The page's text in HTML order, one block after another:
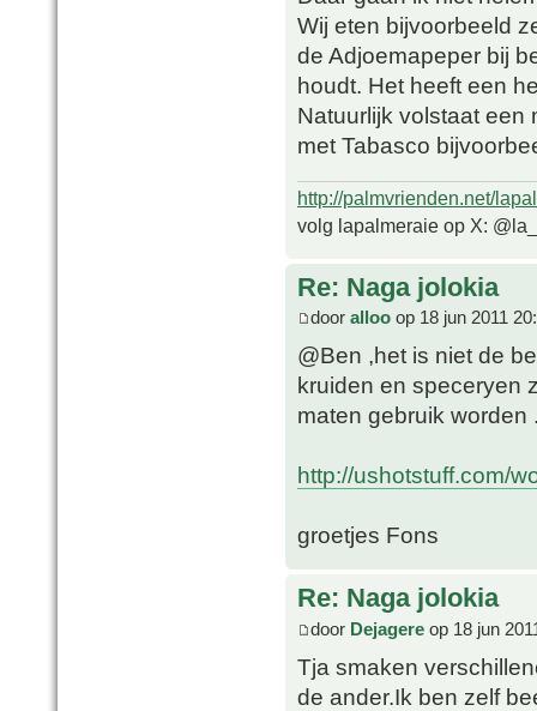
Wij eten bijvoorbeeld
de Adjoemapeper bij
houdt. Het heeft een
Natuurlijk volstaat een
met Tabasco
http://palmvrienden.net/
volg lapalmeraie op X:
Re: Naga jolokia
door alloo op 18 jun 2011
@Ben ,het is niet de
kruiden en speceryen
maten gebruik worden
http://ushotstuff.com/
groetjes Fons
Re: Naga jolokia
door Dejagere op 18 jun
Tja smaken
de ander.Ik ben zelf